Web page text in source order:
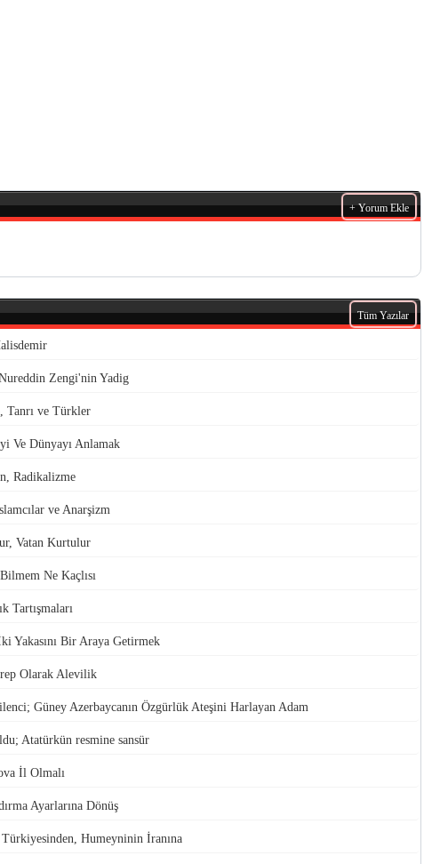
+ Yorum Ekle
Tüm Yazılar
Zengi'nin Yadig
Tanrı ve Türkler
Ve Dünyayı Anlamak
Radikalizme
ve Anarşizm
Vatan Kurtulur
Ne Kaçlısı
Tartışmaları
Yakasını Bir Araya Getirmek
Olarak Alevilik
Güney Azerbaycanın Özgürlük Ateşini Harlayan Adam
Atatürkün resmine sansür
İl Olmalı
Ayarlarına Dönüş
Humeyninin İranına